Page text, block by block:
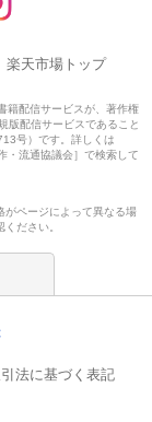
楽天市場トップ
籍配信サービスが、著作権
版配信サービスであること
号）です。詳しくは
・流通協議会］で検索して
がページによって異なる場
ださい。
法に基づく表記